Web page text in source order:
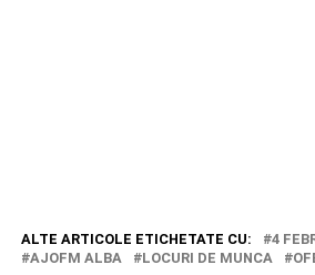
ALTE ARTICOLE ETICHETATE CU:
4
AJOFM ALBA
LOCURI DE MUNCA